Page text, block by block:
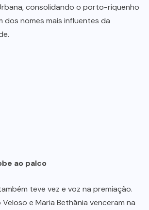
consolidando o porto-riquenho
dos nomes mais influentes da
ao palco
teve vez e voz na premiação.
e Maria Bethânia venceram na